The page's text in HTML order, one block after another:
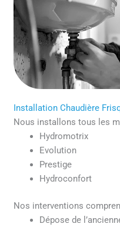
Installation Chaudière
Nous installons tous les
Hydromotrix
Evolution
Prestige
Hydroconfort
Nos interventions
Dépose de